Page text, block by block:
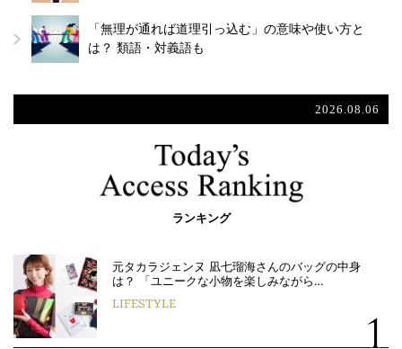
「無理が通れば道理引っ込む」の意味や使い方と
は？ 類語・対義語も
2026.08.06
ランキング
元タカラジェンヌ 凪七瑠海さんのバッグの中身
は？ 「ユニークな小物を楽しみながら…
LIFESTYLE